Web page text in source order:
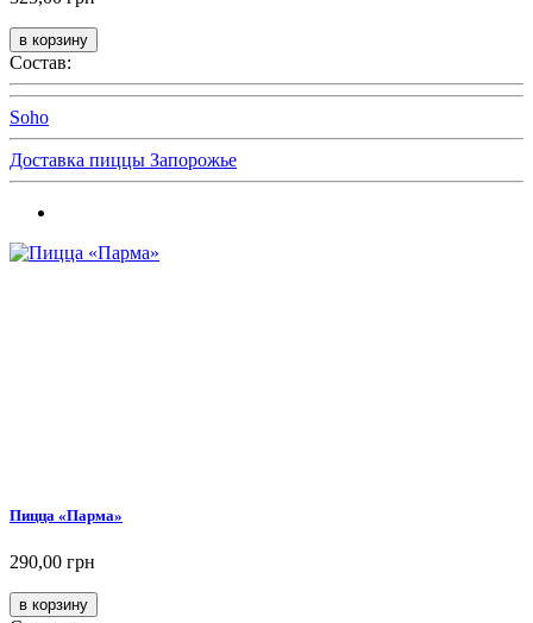
Состав:
Soho
Доставка пиццы Запорожье
Пицца «Парма»
290,00 грн